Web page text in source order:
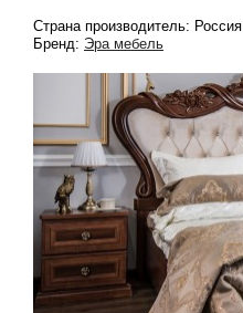
Страна производитель: Россия
Бренд: Эра мебель